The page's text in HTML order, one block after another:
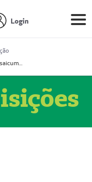
Login
Prestador Mosaicum Espaço Clínico Eireli (51004355-5)